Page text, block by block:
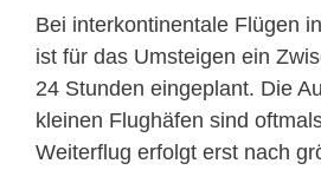
Bei interkontinentale Flügen
ist für das Umsteigen ein
24 Stunden eingeplant. Die
kleinen Flughäfen sind
Weiterflug erfolgt erst nach